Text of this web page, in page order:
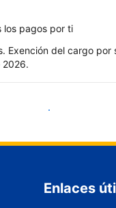
los pagos por ti
Exención del cargo por
2026.
Empieza ahora
Enlaces